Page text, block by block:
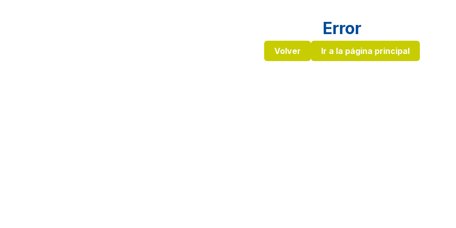
Error
Volver Ir a la página principal